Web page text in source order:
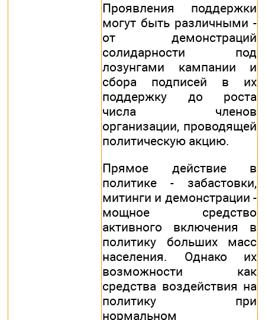
Проявления поддержки
могут быть различными -
от демонстраций
солидарности под
лозунгами кампании и
сбора подписей в их
поддержку до роста
числа членов
организации, проводящей
политическую акцию.
Прямое действие в
политике - забастовки,
митинги и демонстрации -
мощное средство
активного включения в
политику больших масс
населения. Однако их
возможности как
средства воздействия на
политику при
нормальном